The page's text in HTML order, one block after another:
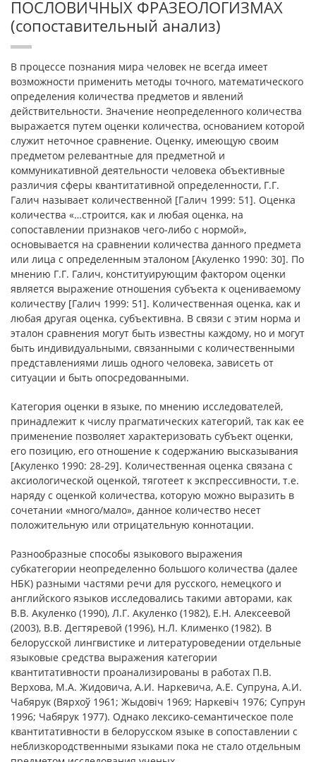
ПОСЛОВИЧНЫХ ФРАЗЕОЛОГИЗМАХ
(сопоставительный анализ)
В процессе познания мира человек не всегда имеет
возможности применить методы точного, математического
определения количества предметов и явлений
действительности. Значение неопределенного количества
выражается путем оценки количества, основанием которой
служит неточное сравнение. Оценку, имеющую своим
предметом релевантные для предметной и
коммуникативной деятельности человека объективные
различия сферы квантитативной определенности, Г.Г.
Галич называет количественной [Галич 1999: 51]. Оценка
количества «…строится, как и любая оценка, на
сопоставлении признаков чего-либо с нормой»,
основывается на сравнении количества данного предмета
или лица с определенным эталоном [Акуленко 1990: 30]. По
мнению Г.Г. Галич, конституирующим фактором оценки
является выражение отношения субъекта к оцениваемому
количеству [Галич 1999: 51]. Количественная оценка, как и
любая другая оценка, субъективна. В связи с этим норма и
эталон сравнения могут быть известны каждому, но и могут
быть индивидуальными, связанными с количественными
представлениями лишь одного человека, зависеть от
ситуации и быть опосредованными.
Категория оценки в языке, по мнению исследователей,
принадлежит к числу прагматических категорий, так как ее
применение позволяет характеризовать субъект оценки,
его позицию, его отношение к содержанию высказывания
[Акуленко 1990: 28-29]. Количественная оценка связана с
аксиологической оценкой, тяготеет к экспрессивности, т.е.
наряду с оценкой количества, которую можно выразить в
сочетании «много/мало», данное количество несет
положительную или отрицательную коннотации.
Разнообразные способы языкового выражения
субкатегории неопределенно большого количества (далее
НБК) разными частями речи для русского, немецкого и
английского языков исследовались такими авторами, как
В.В. Акуленко (1990), Л.Г. Акуленко (1982), Е.Н. Алексеевой
(2003), В.В. Дегтяревой (1996), Н.Л. Клименко (1982). В
белорусской лингвистике и литературоведении отдельные
языковые средства выражения категории
квантитативности проанализированы в работах П.В.
Верхова, М.А. Жидовича, А.И. Наркевича, А.Е. Супруна, А.И.
Чабярук (Вярхоў 1961; Жыдовіч 1969; Наркевіч 1976; Супрун
1996; Чабярук 1977). Однако лексико-семантическое поле
квантитативности в белорусском языке в сопоставлении с
неблизкородственными языками пока не стало отдельным